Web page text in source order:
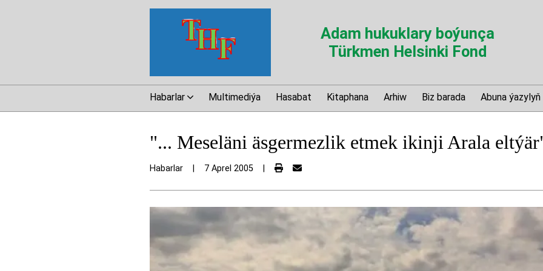
Adam hukuklary boýunça
Türkmen Helsinki Fond
Habarlar Multimediýa Hasabat Kitaphana Arhiw Biz barada Abuna ýazylyň
"... Meseläni äsgermezlik etmek ikinji Arala
Habarlar 7 Aprel 2005